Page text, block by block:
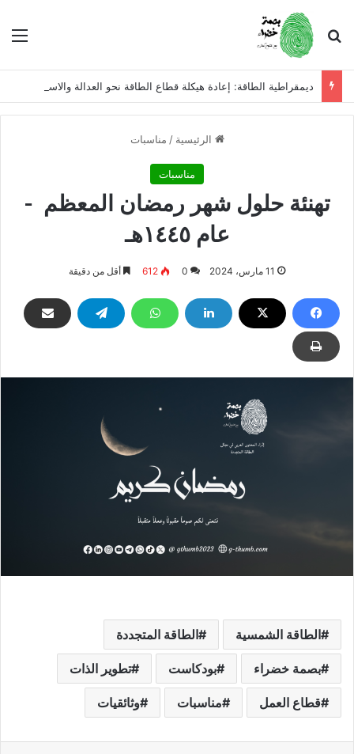
بحث عن
الرئيسية / مناسبات
مناسبات
تهنئة حلول شهر رمضان المعظم -
عام ١٤٤٥هـ
11 مارس، 2024 0
612 أقل من دقيقة
الطاقة الشمسية الطاقة المتجددة
بصمة خضراء بودكاست تطوير الذات
قطاع العمل مناسبات وثائقيات